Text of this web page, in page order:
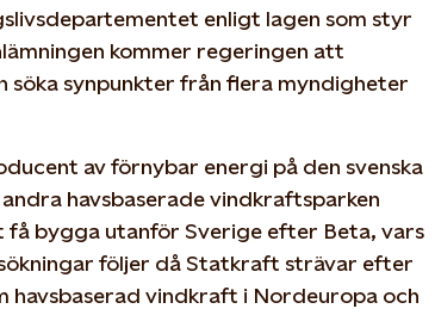
enligt lagen som styr
kommer regeringen att
söka synpunkter från flera myndigheter
av förnybar energi på den svenska
havsbaserade vindkraftsparken
bygga utanför Sverige efter Beta, vars
följer då Statkraft strävar efter
havsbaserad vindkraft i Nordeuropa och